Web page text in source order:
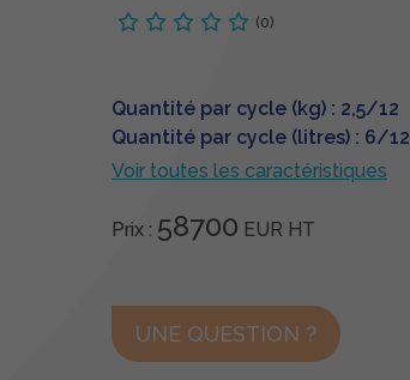
(0)
Quantité par cycle (kg) : 2,5/12
Quantité par cycle (litres) : 6/12
Voir toutes les caractéristiques
Prix : 58700 EUR HT
UNE QUESTION ?